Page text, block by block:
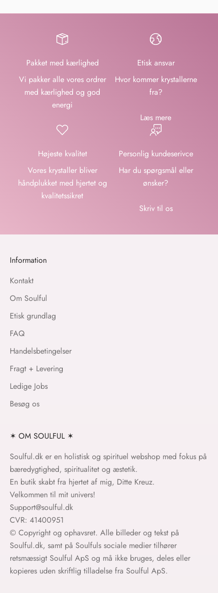
Pakket med kærlighed
Vi pakker alle vores ordrer
med kærlighed og god
energi
Etisk ansvar
Hvor kommer krystallerne
fra?
Læs mere
Højeste kvalitet
Vores krystaller bliver
håndplukket med hjertet og
kvalitetssikret
Personlig kundeserivce
Har du spørgsmål eller
ønsker?
Skriv til os
Information
Kontakt
Om Soulful
Etisk grundlag
FAQ
Handelsbetingelser
Fragt + Levering
Ledige Jobs
Besøg os
✶ OM SOULFUL ✶
Soulful.dk er en holistisk og spirituel webshop med fokus på
bæredygtighed, spiritualitet og æstetik.
En butik skabt fra hjertet af mig, Ditte Kreuz.
Velkommen til mit univers!
Support@soulful.dk
CVR: 41400951
© Copyright og ophavsret. Alle billeder og tekst på
Soulful.dk, samt på Soulfuls sociale medier tilhører
retsmæssigt Soulful ApS og må ikke bruges, deles eller
kopieres uden skriftlig tilladelse fra Soulful ApS.